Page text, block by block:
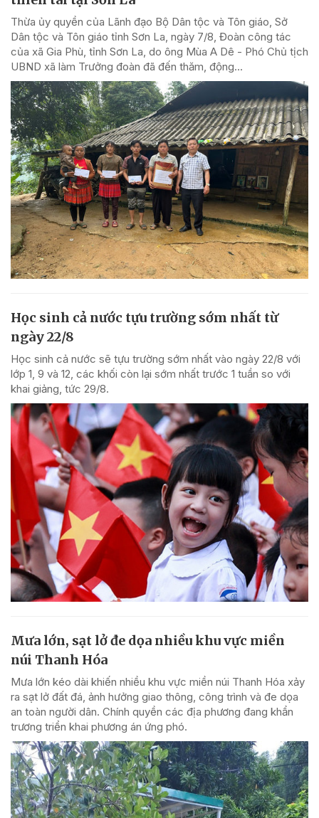
Thừa ủy quyền của Lãnh đạo Bộ Dân tộc và Tôn giáo, Sở
Dân tộc và Tôn giáo tỉnh Sơn La, ngày 7/8, Đoàn công tác
của xã Gia Phù, tỉnh Sơn La, do ông Mùa A Dê - Phó Chủ tịch
UBND xã làm Trưởng đoàn đã đến thăm, động...
Học sinh cả nước tựu trường sớm nhất từ
ngày 22/8
Học sinh cả nước sẽ tựu trường sớm nhất vào ngày 22/8 với
lớp 1, 9 và 12, các khối còn lại sớm nhất trước 1 tuần so với
khai giảng, tức 29/8.
Mưa lớn, sạt lở đe dọa nhiều khu vực miền
núi Thanh Hóa
Mưa lớn kéo dài khiến nhiều khu vực miền núi Thanh Hóa xảy
ra sạt lở đất đá, ảnh hưởng giao thông, công trình và đe dọa
an toàn người dân. Chính quyền các địa phương đang khẩn
trương triển khai phương án ứng phó.